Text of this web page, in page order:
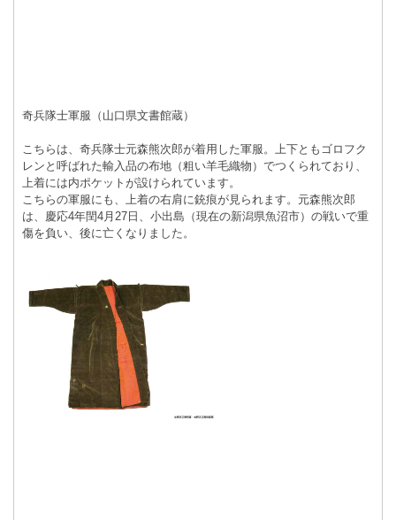
奇兵隊士軍服（山口県文書館蔵）
こちらは、奇兵隊士元森熊次郎が着用した軍服。上下ともゴロフク
レンと呼ばれた輸入品の布地（粗い羊毛織物）でつくられており、
上着には内ポケットが設けられています。
こちらの軍服にも、上着の右肩に銃痕が見られます。元森熊次郎
は、慶応4年閏4月27日、小出島（現在の新潟県魚沼市）の戦いで重
傷を負い、後に亡くなりました。